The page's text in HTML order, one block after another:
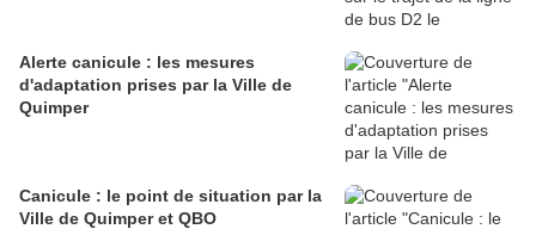
Alerte canicule : les mesures
d'adaptation prises par la Ville de
Quimper
Canicule : le point de situation par la
Ville de Quimper et QBO